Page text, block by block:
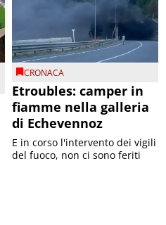
CRONACA
Etroubles: camper in
fiamme nella galleria
di Echevennoz
E in corso l'intervento dei vigili
del fuoco, non ci sono feriti